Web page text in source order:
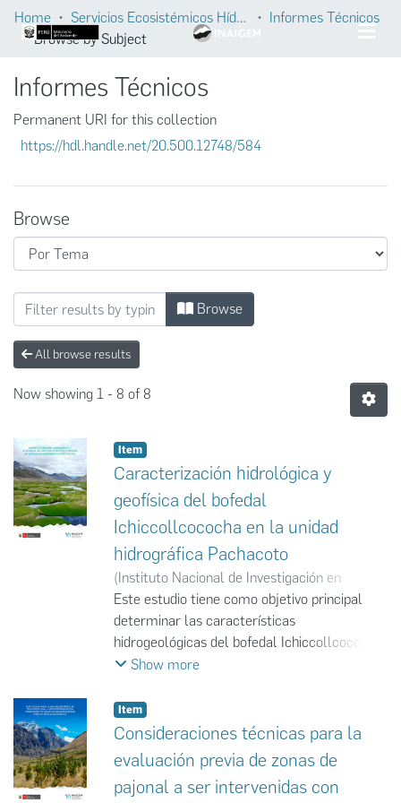
Home Servicios Ecosistémicos Hídricos
Informes Técnicos
Browse by Subject
Informes Técnicos
Permanent URI for this collection
https://hdl.handle.net/20.500.12748/584
Browse
Browsing Informes Técnicos by Subject
Browse
All browse results
Now showing 1 - 8 of 8
Item
Caracterización hidrológica y
geofísica del bofedal
Ichiccollcococha en la unidad
hidrográfica Pachacoto
(Instituto Nacional de Investigación en
Glaciares y Ecosistemas de Montaña,2024-
12-27)Instituto Nacional de Investigación en
Glaciares y Ecosistemas de Montaña;
INAIGEM
Este estudio tiene como objetivo principal
determinar las características
hidrogeológicas del bofedal Ichiccollcococha,
situado en la unidad hidrográfica Pachacoto,
cómo esta influye en la provisión de bienes y
servicios ecosistémicos. Para ello, se analizan
parámetros hidrogeológicos fundamentales,
como la porosidad, la conductividad
hidráulica y los niveles piezométricos
Show more
Item
Consideraciones técnicas para la
evaluación previa de zonas de
pajonal a ser intervenidas con